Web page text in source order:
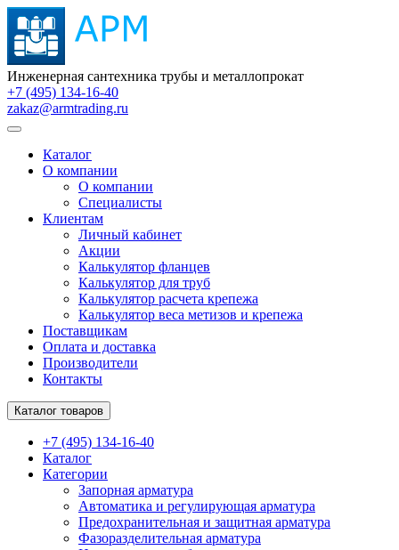
Инженерная сантехника трубы и металлопрокат
+7 (495) 134-16-40
zakaz@armtrading.ru
Каталог
О компании
О компании
Специалисты
Клиентам
Личный кабинет
Акции
Калькулятор фланцев
Калькулятор для труб
Калькулятор расчета крепежа
Калькулятор веса метизов и крепежа
Поставщикам
Оплата и доставка
Производители
Контакты
Каталог товаров
+7 (495) 134-16-40
Каталог
Категории
Запорная арматура
Автоматика и регулирующая арматура
Предохранительная и защитная арматура
Фазоразделительная арматура